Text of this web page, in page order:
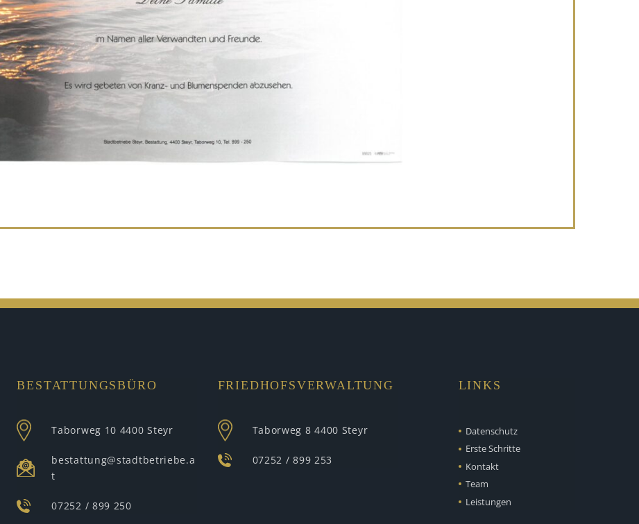
BESTATTUNGSBÜRO
Taborweg 10 4400 Steyr
bestattung@stadtbetriebe.a
t
07252 / 899 250
FRIEDHOFSVERWALTUNG
Taborweg 8 4400 Steyr
07252 / 899 253
LINKS
Datenschutz
Erste Schritte
Kontakt
Team
Leistungen